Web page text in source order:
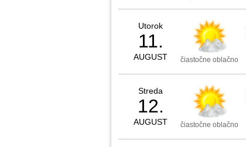
Utorok
11.
AUGUST čiastočne oblačno
Streda
12.
AUGUST čiastočne oblačno